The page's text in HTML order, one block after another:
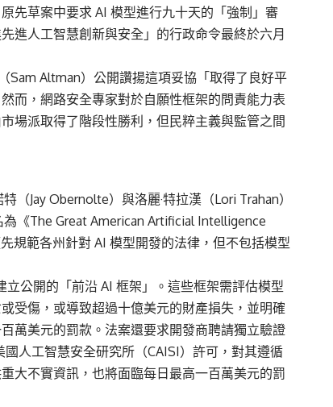
先草案中要求 AI 模型進行九十天的「強制」審
進人工智慧創新與安全」的行政命令最終於六月
Sam Altman）公開讚揚這項妥協「取得了良好平
而，網路安全專家對於自願性框架的問責能力表
場派取得了階段性勝利，但民粹主義與監管之間
（Jay Obernolte）與洛麗·特拉漢（Lori Trahan）
《The Great American Artificial Intelligence
規範各州針對 AI 模型開發的法律，但不包括模型
公開的「前沿 AI 框架」。這些框架需評估模型
受傷，或導致超過十億美元的財產損失，並明確
萬美元的罰款。法案還要求開發商聘請獨立驗證
人工智慧安全研究所（CAISI）許可，對其遵循
大不實資訊，也將面臨每日最高一百萬美元的罰